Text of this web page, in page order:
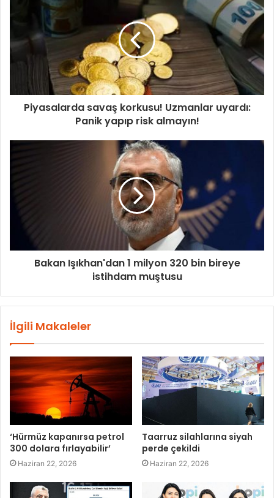
Piyasalarda savaş korkusu! Uzmanlar uyardı:
Panik yapıp risk almayın!
Bakan Işıkhan'dan 1 milyon 320 bin bireye
istihdam muştusu
İlgili Makaleler
‘Hürmüz kapanırsa petrol
300 dolara fırlayabilir’
Haziran 22, 2026
Taarruz silahlarına siyah
perde çekildi
Haziran 22, 2026